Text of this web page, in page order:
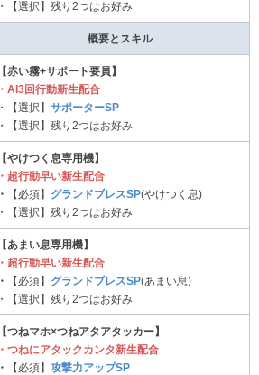
・【選択】残り2つはお好み
概要とスキル
【赤い霧+サポート要員】
・AI3回行動新生配合
・【選択】 サポーターSP
・【選択】残り2つはお好み
【やけつく息専用機】
・超行動早い新生配合
・
【必須】 グランドブレスSP(やけつく息)
・【選択】残り2つはお好み
【あまい息専用機】
・超行動早い新生配合
・
【必須】 グランドブレスSP(あまい息)
・【選択】残り2つはお好み
【つねマホ×つねアタアタッカー】
・つねにアタックカンタ新生配合
・
【必須】 攻撃力アップSP